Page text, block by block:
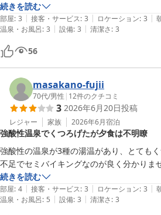
夕食は、焼酎ボトル一本頼んで最後までい
美味しかった
朝飯は普通かな
腹いっぱい
温泉は硫黄が強いね
続きを読む
部屋: 3 | 接客・サービス: 3 | ロケーション: 3 |
温泉・お風呂: 3 | 設備: 3 | 清潔さ: 3
56
masakano-fujii
70代/男性 | 12件のクチコミ
3 2026年6月20日投稿
レジャー 家族 2026年6月宿泊
強酸性温泉でくつろげたが夕食は不明瞭
強酸性の温泉が3種の湯温があり、とても
不足でセミバイキングなのが良く分かりま
続きを読む
部屋: 4 | 接客・サービス: 3 | ロケーション: 3 |
温泉・お風呂: 5 | 設備: 3 | 清潔さ: 3